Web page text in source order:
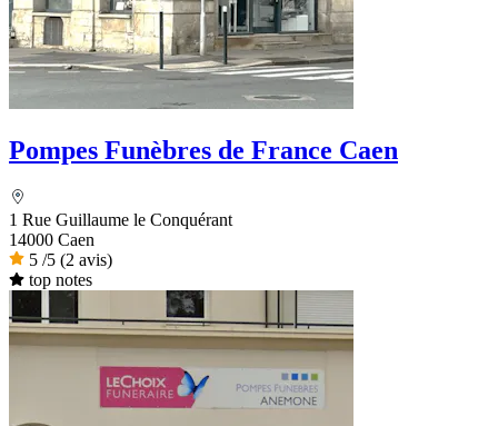
Pompes Funèbres de France Caen
1 Rue Guillaume le Conquérant
14000 Caen
5 /5 (2 avis)
top notes